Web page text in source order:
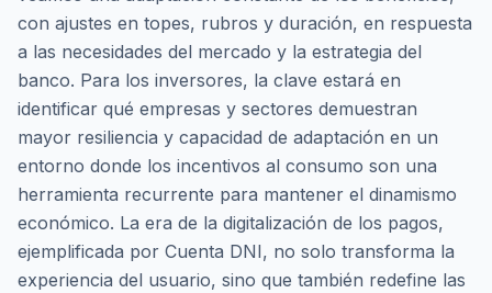
con ajustes en topes, rubros y duración, en respuesta
a las necesidades del mercado y la estrategia del
banco. Para los inversores, la clave estará en
identificar qué empresas y sectores demuestran
mayor resiliencia y capacidad de adaptación en un
entorno donde los incentivos al consumo son una
herramienta recurrente para mantener el dinamismo
económico. La era de la digitalización de los pagos,
ejemplificada por Cuenta DNI, no solo transforma la
experiencia del usuario, sino que también redefine las